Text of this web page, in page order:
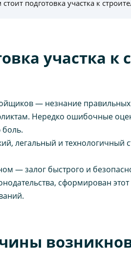
подготовка участка к
участка к
— незнание правильных
Нередко ошибочные
легальный и технологичный
— залог быстрого и
сформирован